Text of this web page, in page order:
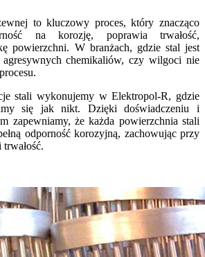
to kluczowy proces, który znacząco
na korozję, poprawia trwałość,
powierzchni. W branżach, gdzie stal jest
agresywnych chemikaliów, czy wilgoci nie
stali wykonujemy w Elektropol-R, gdzie
się jak nikt. Dzięki doświadczeniu i
zapewniamy, że każda powierzchnia stali
odporność korozyjną, zachowując przy